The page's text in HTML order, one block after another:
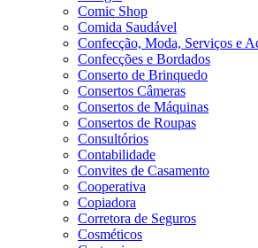
Comic Shop
Comida Saudável
Confecção, Moda, Serviços e
Confecções e Bordados
Conserto de Brinquedo
Consertos Câmeras
Consertos de Máquinas
Consertos de Roupas
Consultórios
Contabilidade
Convites de Casamento
Cooperativa
Copiadora
Corretora de Seguros
Cosméticos